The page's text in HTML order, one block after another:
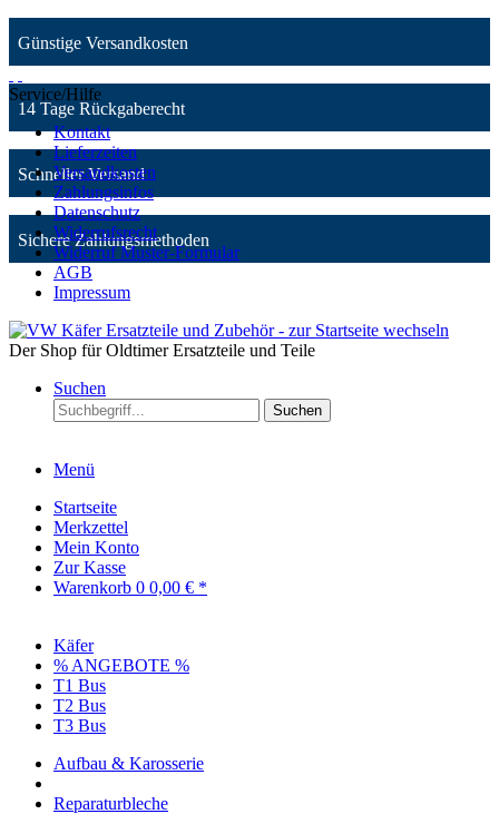
Günstige Versandkosten
14 Tage Rückgaberecht
Schneller Versand
Sichere Zahlungsmethoden
Service/Hilfe
Kontakt
Lieferzeiten
Versandkosten
Zahlungsinfos
Datenschutz
Widerrufsrecht
Widerruf Muster-Formular
AGB
Impressum
Der Shop für Oldtimer Ersatzteile und Teile
Suchen
Suchen
Menü
Startseite
Merkzettel
Mein Konto
Zur Kasse
Warenkorb 0 0,00 € *
Käfer
% ANGEBOTE %
T1 Bus
T2 Bus
T3 Bus
Aufbau & Karosserie
Reparaturbleche